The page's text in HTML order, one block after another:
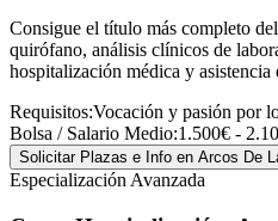
Consigue el título más completo
quirófano, análisis clínicos de
hospitalización médica y asistencia
Requisitos:Vocación y pasión por
Bolsa / Salario Medio:1.500€ -
Solicitar Plazas e Info en Arcos De
Especialización Avanzada